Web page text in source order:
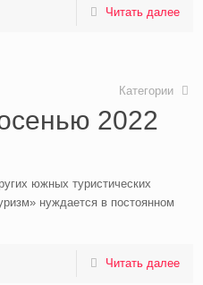
Читать далее
Категории
2022
южных туристических
нуждается в постоянном
Читать далее